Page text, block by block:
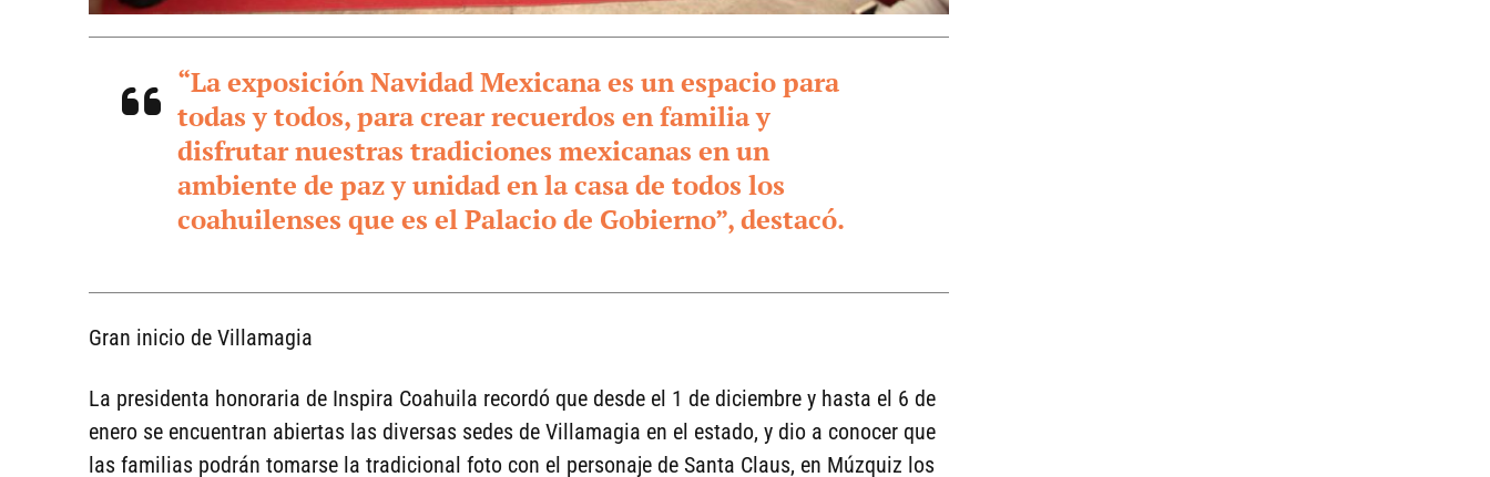
“La exposición Navidad Mexicana es un espacio para
todas y todos, para crear recuerdos en familia y
disfrutar nuestras tradiciones mexicanas en un
ambiente de paz y unidad en la casa de todos los
coahuilenses que es el Palacio de Gobierno”, destacó.
Gran inicio de Villamagia
La presidenta honoraria de Inspira Coahuila recordó que desde el 1 de diciembre y hasta el 6 de
enero se encuentran abiertas las diversas sedes de Villamagia en el estado, y dio a conocer que
las familias podrán tomarse la tradicional foto con el personaje de Santa Claus, en Múzquiz los